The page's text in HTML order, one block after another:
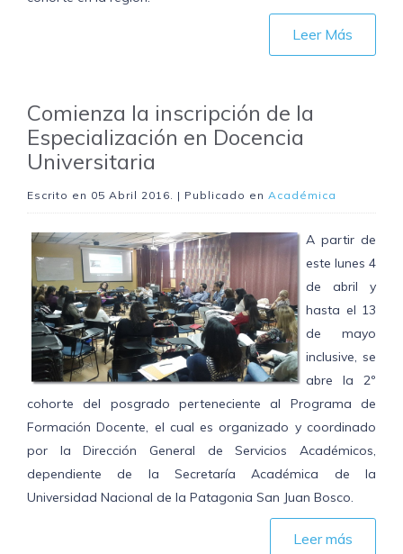
Leer Más
Comienza la inscripción de la
Especialización en Docencia
Universitaria
Escrito en 05 Abril 2016 . | Publicado en Académica
A partir de
este lunes 4
de abril y
hasta el 13
de mayo
inclusive, se
abre la 2º
cohorte del posgrado perteneciente al Programa de
Formación Docente, el cual es organizado y coordinado
por la Dirección General de Servicios Académicos,
dependiente de la Secretaría Académica de la
Universidad Nacional de la Patagonia San Juan Bosco.
Leer más